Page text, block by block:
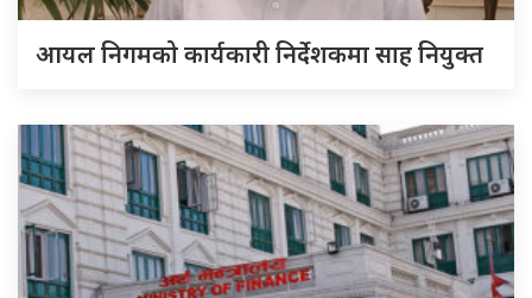
आयल निगमको कार्यकारी निर्देशकमा साह नियुक्त